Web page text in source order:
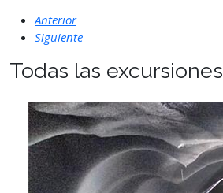
Anterior
Siguiente
Todas las excursiones